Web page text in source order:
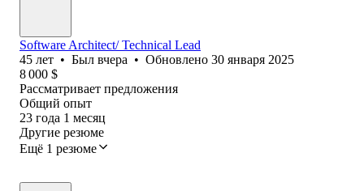
Software Architect/ Technical Lead
45 лет • Был вчера • Обновлено 30 января 2025
8 000 $
Рассматривает предложения
Общий опыт
23 года 1 месяц
Другие резюме
Ещё 1 резюме